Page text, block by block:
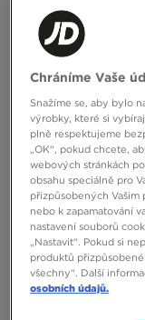
HOODRICH BUNDA ZIMNÍ
PARALLEL V2 -
2390 Kč
ONLY AT
Chráníme Vaše
Snažíme se, aby bylo
výrobky, které si
plně respektujeme
„OK“, pokud chcete,
webových stránkách
obsahu speciálně pro
přizpůsobených Vašim
nebo k zapamatování
nastavení souborů
„Nastavit“. Pokud si
produktů
všechny“. Další
osobních údajů.